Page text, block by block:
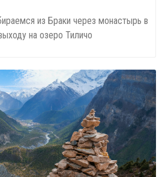
из Браки через монастырь в
на озеро Тиличо